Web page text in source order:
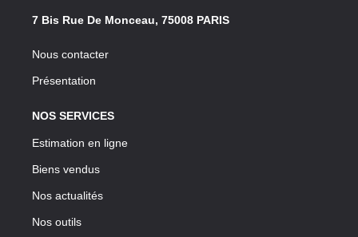
7 Bis Rue De Monceau, 75008 PARIS
Nous contacter
Présentation
NOS SERVICES
Estimation en ligne
Biens vendus
Nos actualités
Nos outils